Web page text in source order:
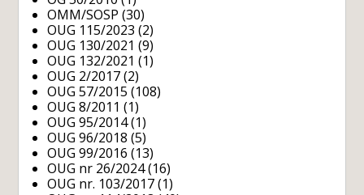
OMM/SOSP (30)
OUG 115/2023 (2)
OUG 130/2021 (9)
OUG 132/2021 (1)
OUG 2/2017 (2)
OUG 57/2015 (108)
OUG 8/2011 (1)
OUG 95/2014(1)
OUG 96/2018 (5)
OUG 99/2016 (13)
OUG nr 26/2024(16)
OUG nr. 103/2017 (1)